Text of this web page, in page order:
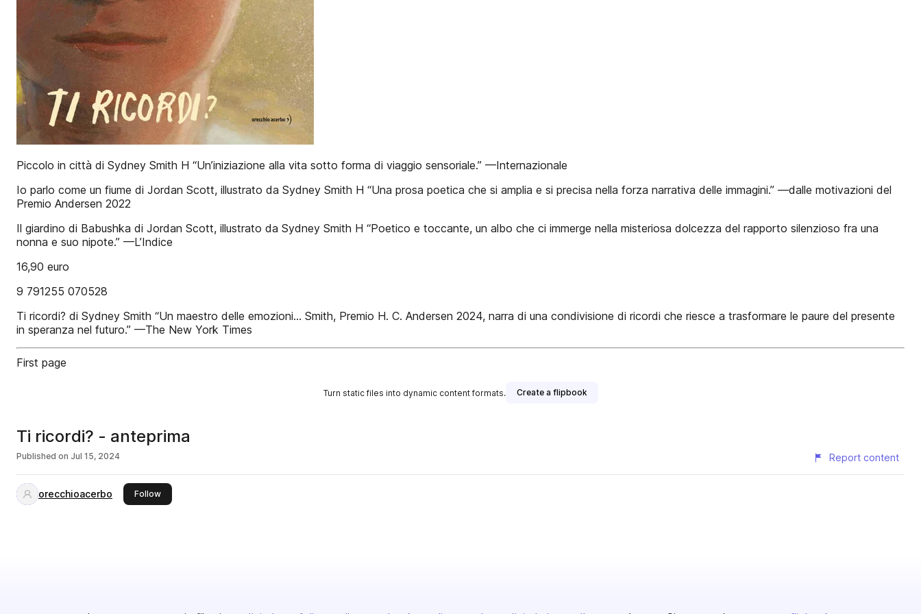
Piccolo in città di Sydney Smith H “Un’iniziazione alla vita sotto forma di viaggio sensoriale.” —Internazionale
Io parlo come un fiume di Jordan Scott, illustrato da Sydney Smith H “Una prosa poetica che si amplia e si precisa nella forza narrativa delle immagini.” —dalle motivazioni del
Premio Andersen 2022
Il giardino di Babushka di Jordan Scott, illustrato da Sydney Smith H “Poetico e toccante, un albo che ci immerge nella misteriosa dolcezza del rapporto silenzioso fra una
nonna e suo nipote.” —L’Indice
16,90 euro
9 791255 070528
Ti ricordi? di Sydney Smith “Un maestro delle emozioni… Smith, Premio H. C. Andersen 2024, narra di una condivisione di ricordi che riesce a trasformare le paure del presente
in speranza nel futuro.” —The New York Times
First page
Turn static files into dynamic content formats. Create a flipbook
Ti ricordi? - anteprima
Published on Jul 15, 2024 Report content
orecchioacerbo Followthis publisher